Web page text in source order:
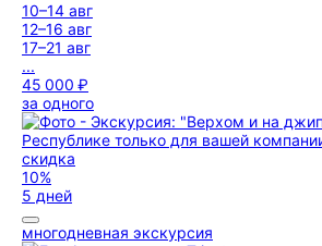
10–14 авг
12–16 авг
17–21 авг
...
45 000 ₽
за одного
скидка
10%
5 дней
многодневная экскурсия